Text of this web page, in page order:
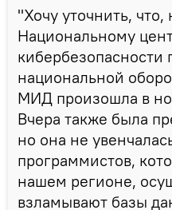
"Хочу уточнить, что,
Национальному
кибербезопасности
национальной
МИД произошла в
Вчера также была
но она не
программистов,
нашем регионе,
взламывают базы